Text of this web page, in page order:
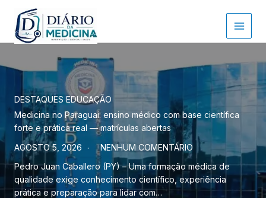
para
conteúdo
DESTAQUES EDUCAÇÃO
Medicina no Paraguai: ensino médico com base científica
forte e prática real — matrículas abertas
AGOSTO 5, 2026
NENHUM COMENTÁRIO
Pedro Juan Caballero (PY) – Uma formação médica de
qualidade exige conhecimento científico, experiência
prática e preparação para lidar com…